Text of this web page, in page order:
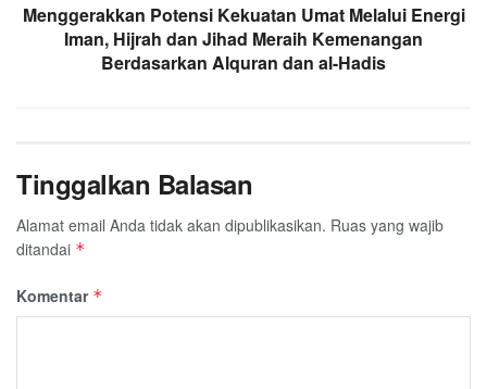
Menggerakkan Potensi Kekuatan Umat Melalui Energi
Iman, Hijrah dan Jihad Meraih Kemenangan
Berdasarkan Alquran dan al-Hadis
Tinggalkan Balasan
Alamat email Anda tidak akan dipublikasikan. Ruas yang wajib
ditandai *
Komentar *